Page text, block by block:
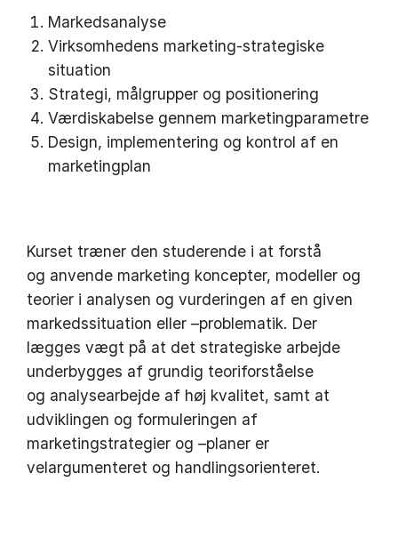
Markedsanalyse
Virksomhedens marketing-strategiske
situation
Strategi, målgrupper og positionering
Værdiskabelse gennem marketingparametre
Design, implementering og kontrol af en
marketingplan
Kurset træner den studerende i at forstå
og anvende marketing koncepter, modeller og
teorier i analysen og vurderingen af en given
markedssituation eller –problematik. Der
lægges vægt på at det strategiske arbejde
underbygges af grundig teoriforståelse
og analysearbejde af høj kvalitet, samt at
udviklingen og formuleringen af
marketingstrategier og –planer er
velargumenteret og handlingsorienteret.